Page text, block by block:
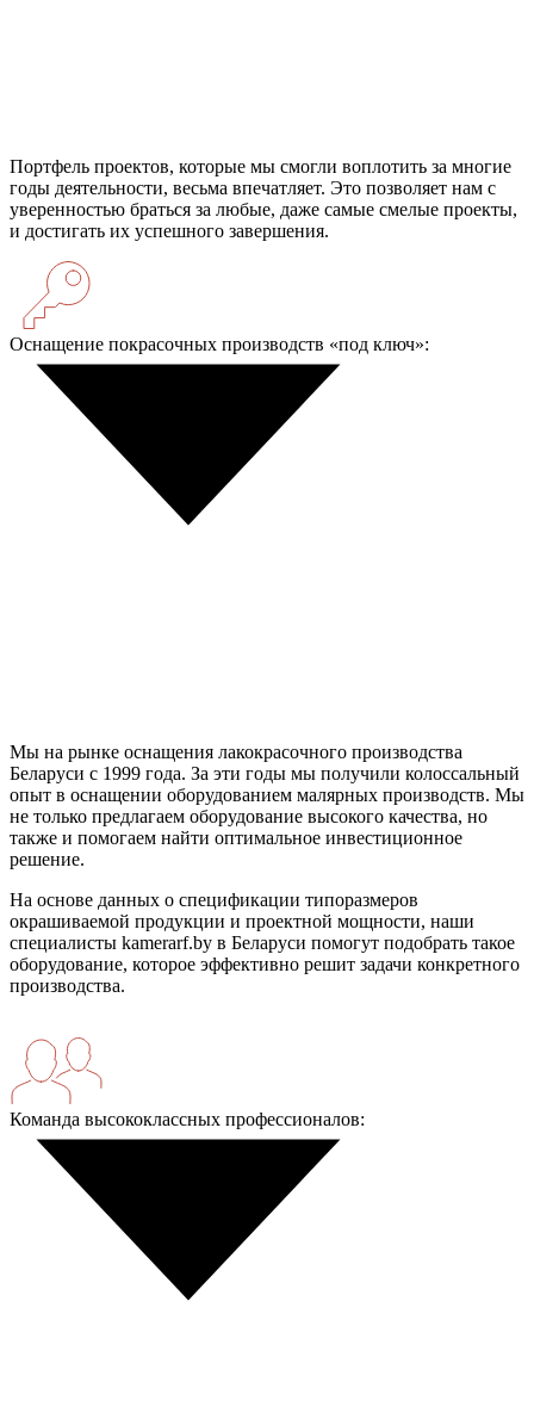
Портфель проектов, которые мы смогли воплотить за многие
годы деятельности, весьма впечатляет. Это позволяет нам с
уверенностью браться за любые, даже самые смелые проекты,
и достигать их успешного завершения.
Оснащение покрасочных производств «под ключ»:
Мы на рынке оснащения лакокрасочного производства
Беларуси с 1999 года. За эти годы мы получили колоссальный
опыт в оснащении оборудованием малярных производств. Мы
не только предлагаем оборудование высокого качества, но
также и помогаем найти оптимальное инвестиционное
решение.
На основе данных о спецификации типоразмеров
окрашиваемой продукции и проектной мощности, наши
специалисты kamerarf.by в Беларуси помогут подобрать такое
оборудование, которое эффективно решит задачи конкретного
производства.
Команда высококлассных профессионалов: